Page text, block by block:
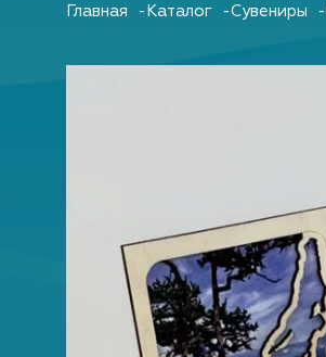
Главная Каталог Сувениры